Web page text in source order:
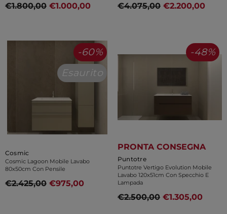
€1.800,00 €1.000,00 €4.075,00 €2.200,00
-60%
Esaurito
Venditore:
Cosmic
Cosmic Lagoon Mobile Lavabo
80x50cm Con Pensile
€2.425,00 €975,00
-48%
PRONTA CONSEGNA
Venditore:
Puntotre
Puntotre Vertigo Evolution Mobile
Lavabo 120x51cm Con Specchio E
Lampada
€2.500,00 €1.305,00